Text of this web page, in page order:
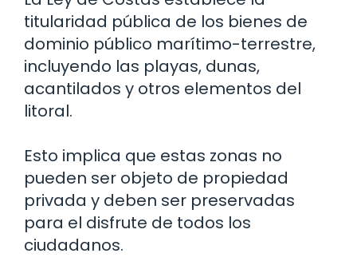
titularidad pública de los bienes de
dominio público marítimo-terrestre,
incluyendo las playas, dunas,
acantilados y otros elementos del
litoral.
Esto implica que estas zonas no
pueden ser objeto de propiedad
privada y deben ser preservadas
para el disfrute de todos los
ciudadanos.